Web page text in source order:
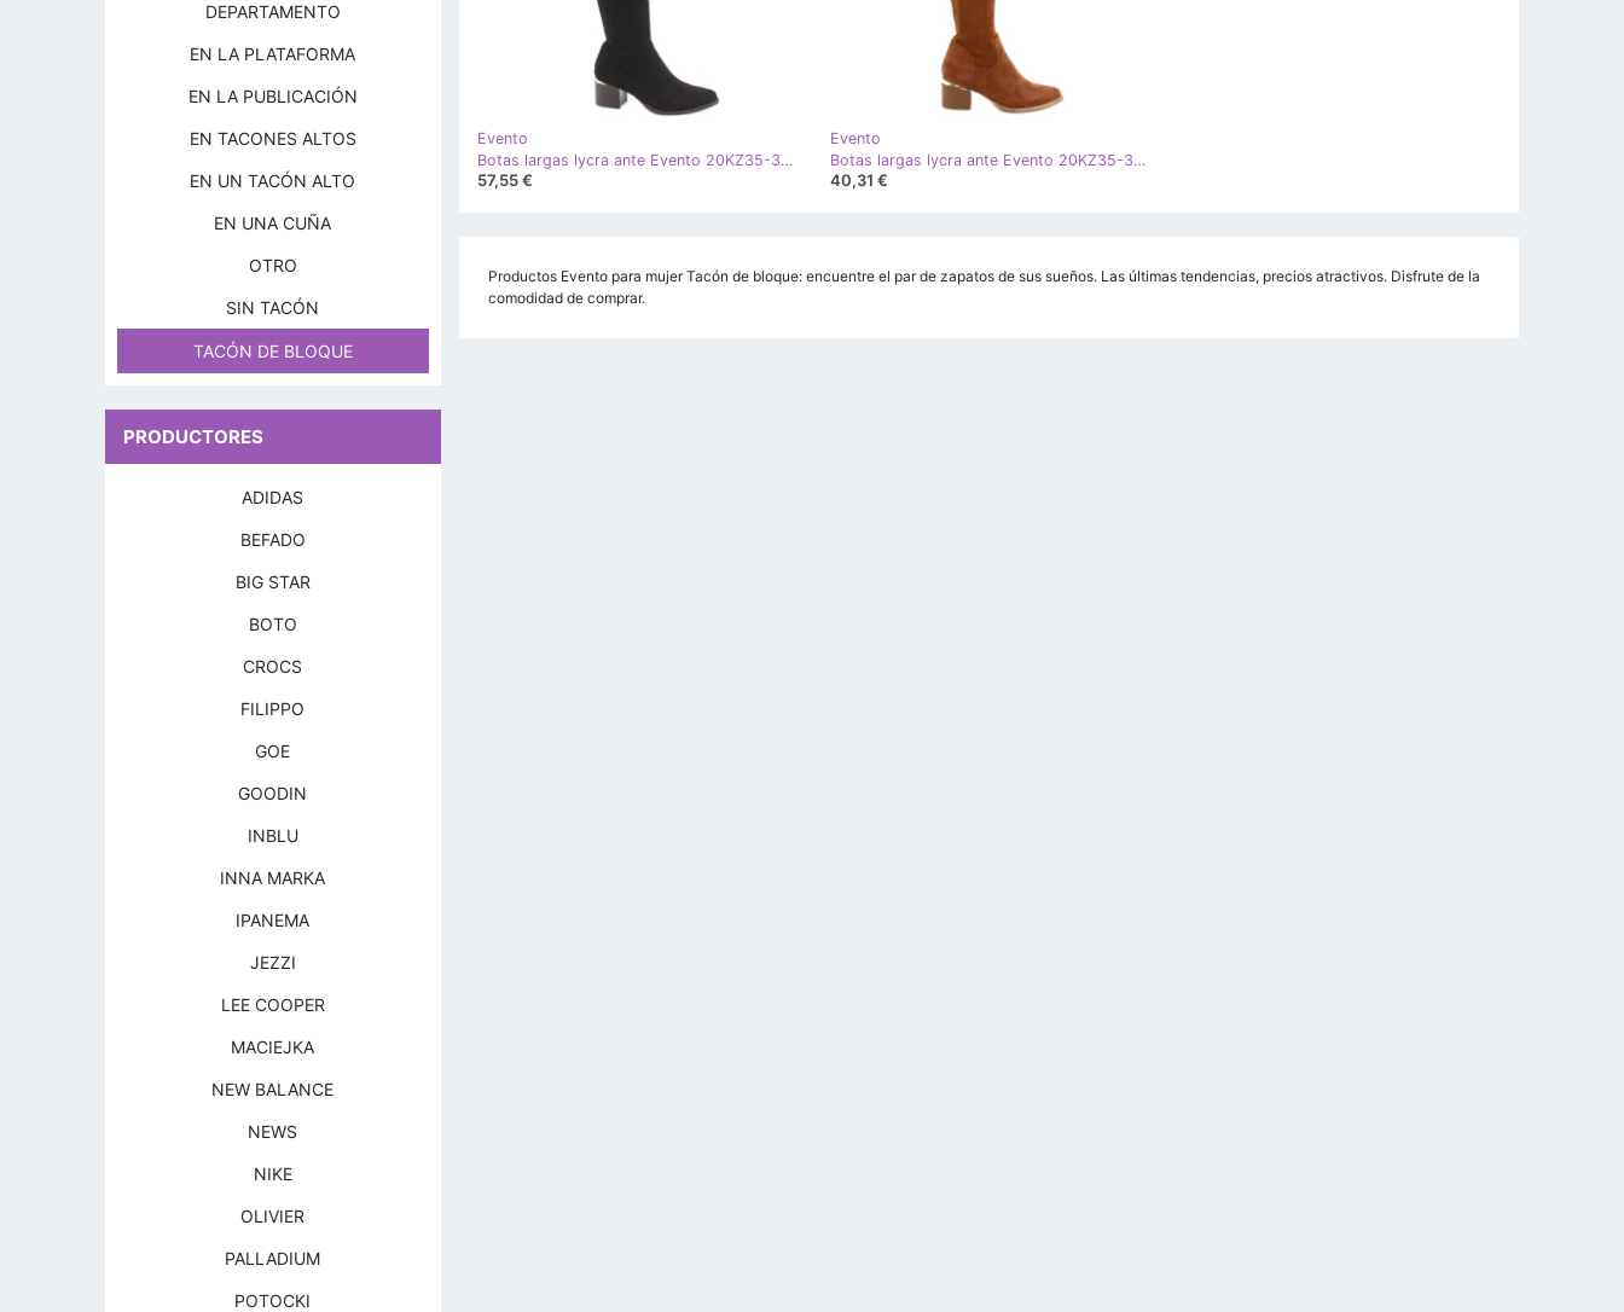
Evento
Botas largas lycra ante Evento 20KZ35-3330 Negro
57,55 €
Evento
Botas largas lycra ante Evento 20KZ35-3330 Camel marrón amarillo
40,31 €
Productos Evento para mujer Tacón de bloque: encuentre el par de zapatos de sus sueños. Las últimas tendencias, precios atractivos. Disfrute de la
comodidad de comprar.
DEPARTAMENTO
EN LA PLATAFORMA
EN LA PUBLICACIÓN
EN TACONES ALTOS
EN UN TACÓN ALTO
EN UNA CUÑA
OTRO
SIN TACÓN
TACÓN DE BLOQUE
PRODUCTORES
ADIDAS
BEFADO
BIG STAR
BOTO
CROCS
FILIPPO
GOE
GOODIN
INBLU
INNA MARKA
IPANEMA
JEZZI
LEE COOPER
MACIEJKA
NEW BALANCE
NEWS
NIKE
OLIVIER
PALLADIUM
POTOCKI